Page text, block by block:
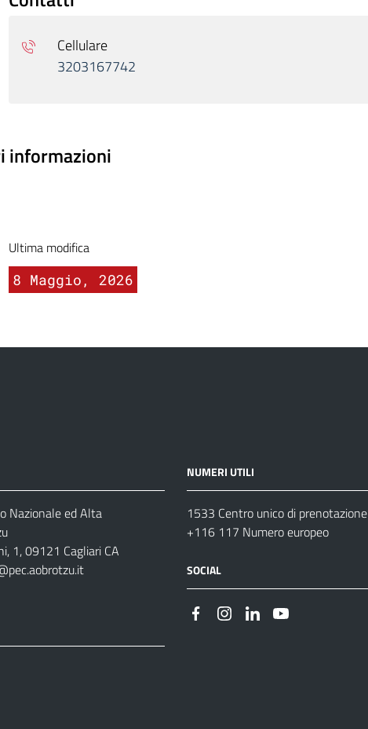
Cellulare
3203167742
informazioni
Ultima modifica
8 Maggio, 2026
Nazionale ed Alta
1, 09121 Cagliari CA
NUMERI UTILI
1533 Centro unico di prenotazione
+116 117 Numero europeo
SOCIAL